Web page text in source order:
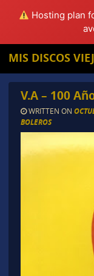
Hosting plan
MIS DISCOS
V.A – 100
WRITTEN ON
BOLEROS